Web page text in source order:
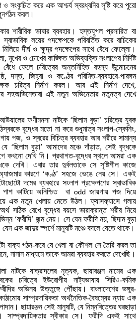
ও সংকুচিত করে এক আশ্চর্য স্বরধ্বনির সৃষ্টি করে পুরো
করল।
শারীরিক ভাষার ব্যবহার। হস্তযুগল প্রসারিত বা
লয়ের পদক্ষেপকে পরিবর্তিত করে বাচিকের
দীর্ঘ ও ক্ষুদ্র পদক্ষেপের সাথে বেঁধে ফেল্লো।
মুখের ও চোখের কাঙ্ক্ষিত অভিব্যক্তি সংলাপের নির্দিষ্ট
ফেলে চরিত্রের অন্তর্নিহিত রহস্য উন্মোচনের
দন্ত, জিহ্বা ও কণ্ঠের পরিমিত-ব্যবহারে-পারঙ্গম
চরিত্র নির্মাণ করল। আর এই নির্মাণ দেখে,
সহঅভিনেতারা এই নতুন অভিনেতার নতুনত্ব দেখে
ফণীমনসা নাটকে ‘ছিলাম বুড়া’ চরিত্রে যুবক
বৃদ্ধের মতো না করে শুধুমাত্র সংলাপ-স্কেনিং,
পজ, ও স্বরের বিচিত্র ব্যবহার আর শরীরে সামান্য
‘ছিলাম বুড়া’ আমাদের মঞ্চে দাঁড়াত, সেই বৃদ্ধকে
কখনো দেখি নি। প্রথাগত-বৃদ্ধের স্থলে আমরা এক
দেখি। এবার তার দুর্বলতাকে সে সৃষ্টিশীল কাজে
কারণে ‘কণ্ঠ’ সহজে ভেঙে নেয় সে। একই
দমের ব্যবহারে সংলাপ প্রক্ষেপণের স্বাভাবিক
কাটিয়ে অনিশ্চিত বা odd জায়গায় পজ দিয়ে
এক নতুন খেলায় মেতে উঠল। ফ্যাসফ্যাসে গলায়
সঠিক রেখে বৃদ্ধের বয়সে ভারাক্রান্ত শরীর নিয়ে
‘ফরীদি’ জন্ম নেয়। সে যেন ফরীদি নয়, ছিদাম বুড়া
এক জাদুর স্পর্শে মানুষটি মঞ্চে বদলে যেতে থাকে।
বাক্য গঠন-করে যে খেলা বা কৌশল সে তৈরি করল তা
নানান মাধ্যমে তাকে আমরা ব্যবহার করতে দেখেছি।
নাটকে যাত্রাদলের নৃত্যক, ছায়ারঞ্জন নামের এক
চরিত্রে ইউরোপীয় নাট্যভাষায় সিরিও-কমিক
অভিনয় উত্তুঙ্গে পৌঁছায়। বাংলাদেশের ভঙ্গুর-
সাম্প্রদায়িকতা অর্থনৈতিক-বৈষম্যের ন্যায় এক
ছায়ারঞ্জন সেই মানুষটি, যে নিম্নবিত্তের ঘরছাড়া
সাম্প্রদায়িকতার স্বীকার সে। ফরীদি একই সাথে